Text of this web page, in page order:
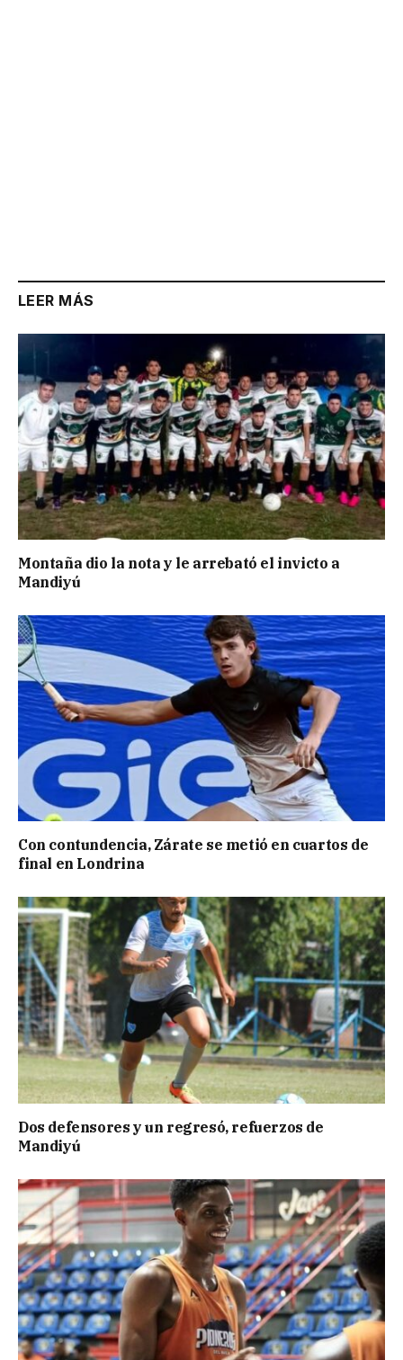
LEER MÁS
Montaña dio la nota y le arrebató el invicto a
Mandiyú
Con contundencia, Zárate se metió en cuartos de
final en Londrina
Dos defensores y un regresó, refuerzos de
Mandiyú